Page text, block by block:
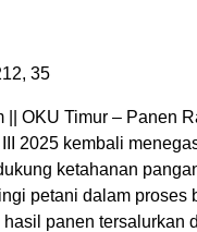
35
|| OKU Timur – Panen
2025 kembali
ketahanan
petani dalam proses
panen tersalurkan